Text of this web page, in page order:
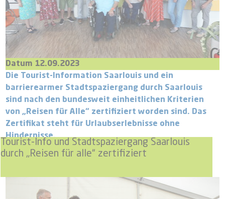
Tourist-Info und Stadtspaziergang Saarlouis
durch „Reisen für alle“ zertifiziert
Datum 12.09.2023
Die Tourist-Information Saarlouis und ein
barrierearmer Stadtspaziergang durch Saarlouis
sind nach den bundesweit einheitlichen Kriterien
von „Reisen für Alle“ zertifiziert worden sind. Das
Zertifikat steht für Urlaubserlebnisse ohne
Hindernisse.